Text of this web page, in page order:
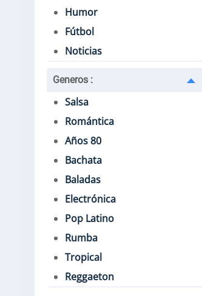
Humor
Fútbol
Noticias
Generos :
Salsa
Romántica
Años 80
Bachata
Baladas
Electrónica
Pop Latino
Rumba
Tropical
Reggaeton